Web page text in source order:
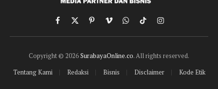
Facebook
X
(Twitter)
PinterestVimeoWhatsApp
TikTokInstagram
Copyright © 2026SurabayaOnline.co. All rights reserved.
Tentang Kami
Redaksi Bisnis Disclaimer Kode Etik